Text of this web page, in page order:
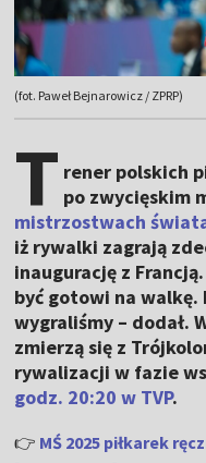
(fot. Paweł Bejnarowicz / ZPRP)
T rener polskich
po zwycięskim
mistrzostwach
iż rywalki zagrają
inaugurację z
być gotowi na walkę.
wygraliśmy – dodał.
zmierzą się z
rywalizacji w fazie
godz. 20:20 w TVP.
👉 MŚ 2025 piłkarek